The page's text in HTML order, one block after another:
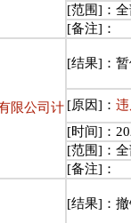
[范围]：
[备注]：
限公司计
[结果]：
[原因]：
[时间]：
[范围]：
[备注]：
[结果]：